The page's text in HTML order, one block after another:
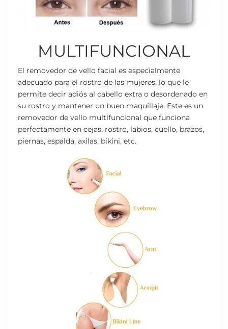
MULTIFUNCIONAL
El removedor de vello facial es especialmente
adecuado para el rostro de las mujeres, lo que le
permite decir adiós al cabello extra o desordenado en
su rostro y mantener un buen maquillaje. Este es un
removedor de vello multifuncional que funciona
perfectamente en cejas, rostro, labios, cuello, brazos,
piernas, espalda, axilas, bikini, etc.